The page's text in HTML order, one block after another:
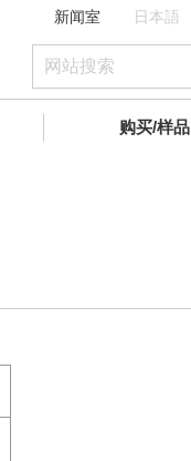
新闻室 日本語
购买/样品